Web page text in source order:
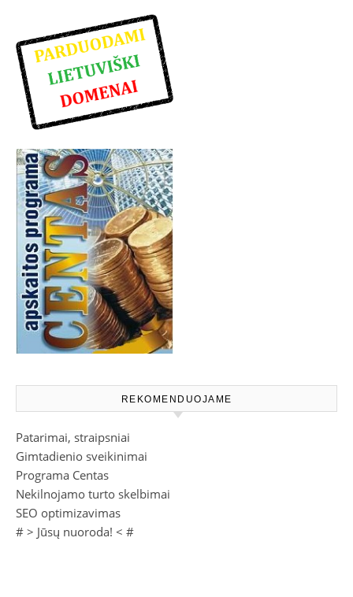
REKOMENDUOJAME
Patarimai, straipsniai
Gimtadienio sveikinimai
Programa Centas
Nekilnojamo turto skelbimai
SEO optimizavimas
# > Jūsų nuoroda! < #